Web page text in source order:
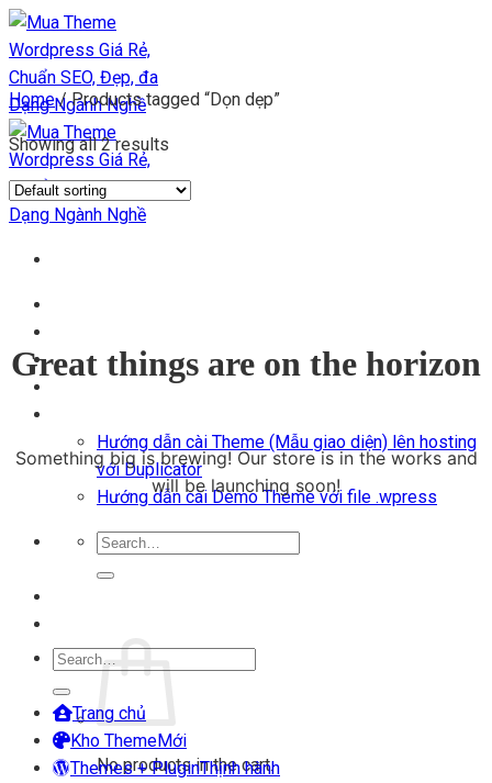
Chuyển
đến
nội
dung
Themes + Plugin
Hướng dẫn cài Theme (Mẫu giao diện) lên hosting
với Duplicator
Hướng dẫn cài Demo Theme với file .wpress
Search
for:
No products in the cart.
Home /Products tagged “Dọn dẹp”
Showing all 2 results
Great things are on the horizon
Something big is brewing! Our store is in the works and
will be launching soon!
Search
for:
Trang chủ
Kho Theme
Themes + Plugin